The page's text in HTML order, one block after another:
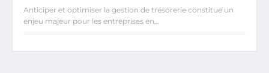
Anticiper et optimiser la gestion de trésorerie constitue un
enjeu majeur pour les entreprises en…